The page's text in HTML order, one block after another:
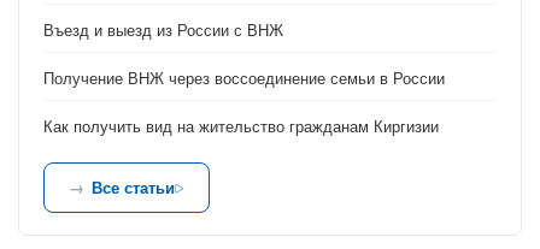
Въезд и выезд из России с ВНЖ
Получение ВНЖ через воссоединение семьи в России
Как получить вид на жительство гражданам Киргизии
Все статьи